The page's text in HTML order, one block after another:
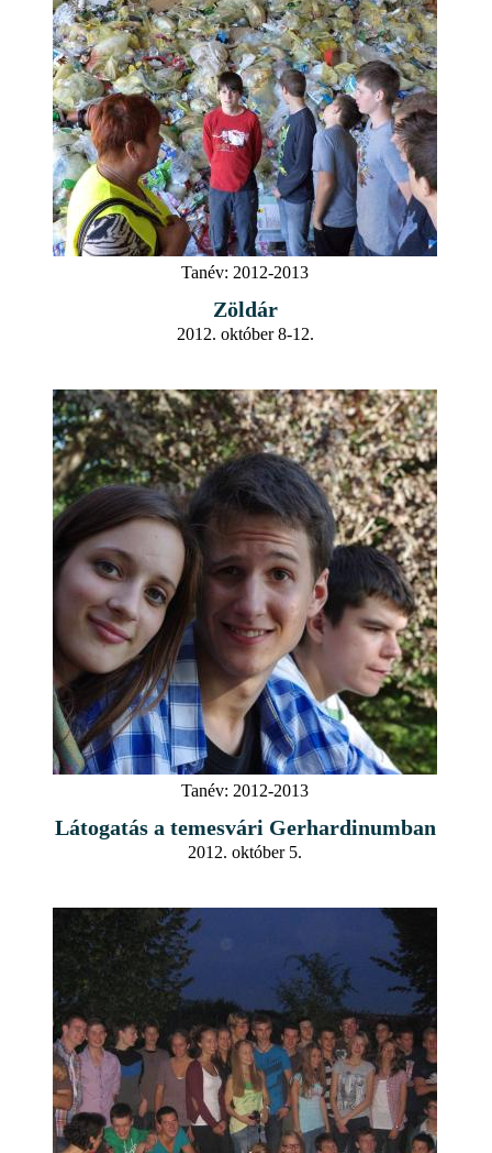
Tanév: 2012-2013
Zöldár
2012. október 8-12.
Tanév: 2012-2013
Látogatás a temesvári Gerhardinumban
2012. október 5.